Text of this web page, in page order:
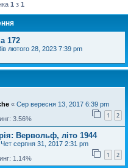
1 з 1
172
лютого 28, 2023 7:39 pm
« Сер вересня 13, 2017 6:39 pm
1 2
3.56%
Вервольф, літо 1944
Чет серпня 31, 2017 2:31 pm
1 2
1.14%